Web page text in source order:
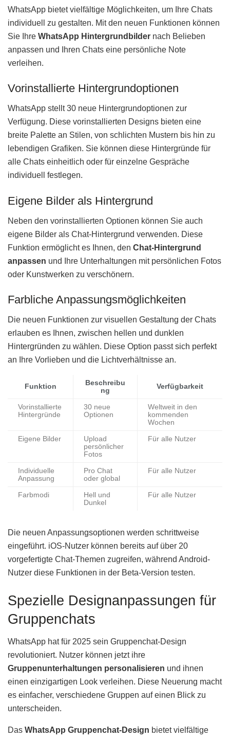
WhatsApp bietet vielfältige Möglichkeiten, um Ihre Chats
individuell zu gestalten. Mit den neuen Funktionen können
Sie Ihre WhatsApp Hintergrundbilder nach Belieben
anpassen und Ihren Chats eine persönliche Note
verleihen.
Vorinstallierte Hintergrundoptionen
WhatsApp stellt 30 neue Hintergrundoptionen zur
Verfügung. Diese vorinstallierten Designs bieten eine
breite Palette an Stilen, von schlichten Mustern bis hin zu
lebendigen Grafiken. Sie können diese Hintergründe für
alle Chats einheitlich oder für einzelne Gespräche
individuell festlegen.
Eigene Bilder als Hintergrund
Neben den vorinstallierten Optionen können Sie auch
eigene Bilder als Chat-Hintergrund verwenden. Diese
Funktion ermöglicht es Ihnen, den Chat-Hintergrund
anpassen und Ihre Unterhaltungen mit persönlichen Fotos
oder Kunstwerken zu verschönern.
Farbliche Anpassungsmöglichkeiten
Die neuen Funktionen zur visuellen Gestaltung der Chats
erlauben es Ihnen, zwischen hellen und dunklen
Hintergründen zu wählen. Diese Option passt sich perfekt
an Ihre Vorlieben und die Lichtverhältnisse an.
Funktion
Beschreibu
ng
Verfügbarkeit
Vorinstallierte
Hintergründe
30 neue
Optionen
Weltweit in den
kommenden
Wochen
Eigene Bilder
Upload
persönlicher
Fotos
Für alle Nutzer
Individuelle
Anpassung
Pro Chat
oder global
Für alle Nutzer
Farbmodi
Hell und
Dunkel
Für alle Nutzer
Die neuen Anpassungsoptionen werden schrittweise
eingeführt. iOS-Nutzer können bereits auf über 20
vorgefertigte Chat-Themen zugreifen, während Android-
Nutzer diese Funktionen in der Beta-Version testen.
Spezielle Designanpassungen für
Gruppenchats
WhatsApp hat für 2025 sein Gruppenchat-Design
revolutioniert. Nutzer können jetzt ihre
Gruppenunterhaltungen personalisieren und ihnen
einen einzigartigen Look verleihen. Diese Neuerung macht
es einfacher, verschiedene Gruppen auf einen Blick zu
unterscheiden.
Das WhatsApp Gruppenchat-Design bietet vielfältige